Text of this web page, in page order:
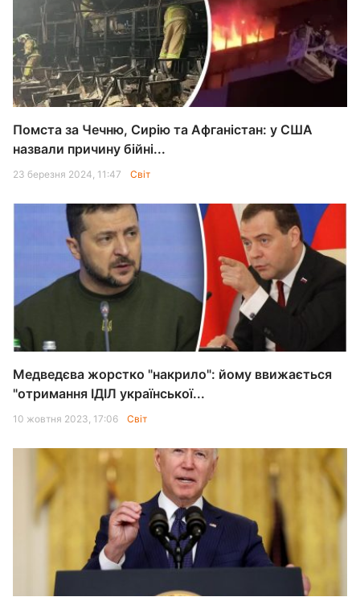
Помста за Чечню, Сирію та Афганістан: у США
назвали причину бійні...
23 березня 2024, 11:47 Світ
Медведєва жорстко "накрило": йому ввижається
"отримання ІДІЛ української...
10 жовтня 2023, 17:06 Світ